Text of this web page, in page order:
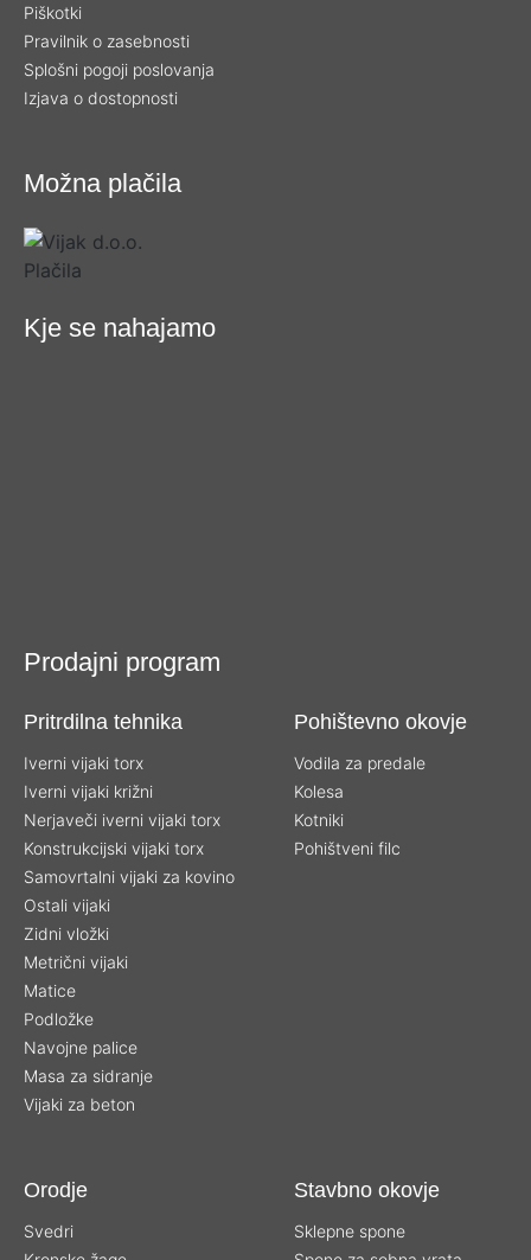
Piškotki
Pravilnik o zasebnosti
Splošni pogoji poslovanja
Izjava o dostopnosti
Možna plačila
Kje se nahajamo
Prodajni program
Pritrdilna tehnika
Iverni vijaki torx
Iverni vijaki križni
Nerjaveči iverni vijaki torx
Konstrukcijski vijaki torx
Samovrtalni vijaki za kovino
Ostali vijaki
Zidni vložki
Metrični vijaki
Matice
Podložke
Navojne palice
Masa za sidranje
Vijaki za beton
Pohištevno okovje
Vodila za predale
Kolesa
Kotniki
Pohištveni filc
Orodje
Svedri
Stavbno okovje
Sklepne spone